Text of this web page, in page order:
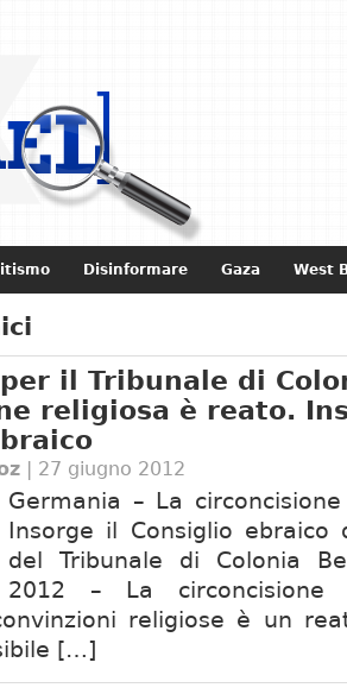
Disinformare Gaza West
Storia di Israele
il Tribunale di
religiosa è reato.
| 27 giugno 2012
Germania – La
Insorge il Consiglio ebraico
del Tribunale di Colonia
2012 – La
religiose è un
[…]